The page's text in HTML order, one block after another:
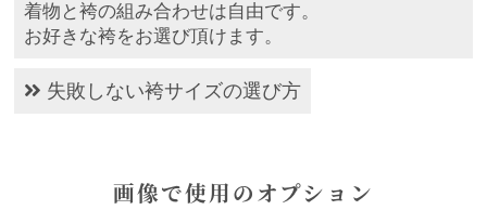
着物と袴の組み合わせは自由です。
お好きな袴をお選び頂けます。
失敗しない袴サイズの選び方
画像で使用のオプション